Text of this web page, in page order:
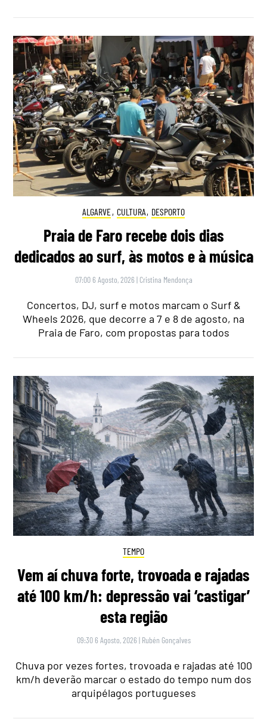
ALGARVE, CULTURA, DESPORTO
Praia de Faro recebe dois dias
dedicados ao surf, às motos e à música
07:00 6 Agosto, 2026 | Cristina Mendonça
Concertos, DJ, surf e motos marcam o Surf &
Wheels 2026, que decorre a 7 e 8 de agosto, na
Praia de Faro, com propostas para todos
TEMPO
Vem aí chuva forte, trovoada e rajadas
até 100 km/h: depressão vai ‘castigar’
esta região
09:30 6 Agosto, 2026 | Rubén Gonçalves
Chuva por vezes fortes, trovoada e rajadas até 100
km/h deverão marcar o estado do tempo num dos
arquipélagos portugueses